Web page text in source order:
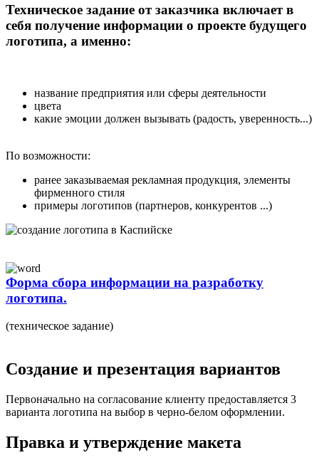
Техническое задание от заказчика включает в
себя получение информации о проекте будущего
логотипа, а именно:
название предприятия или сферы деятельности
цвета
какие эмоции должен вызывать (радость, уверенность...)
По возможности:
ранее заказываемая рекламная продукция, элементы
фирменного стиля
примеры логотипов (партнеров, конкурентов ...)
Форма сбора информации на разработку
логотипа.
(техническое задание)
Создание и презентация вариантов
Первоначально на согласование клиенту предоставляется 3
варианта логотипа на выбор в черно-белом оформлении.
Правка и утверждение макета